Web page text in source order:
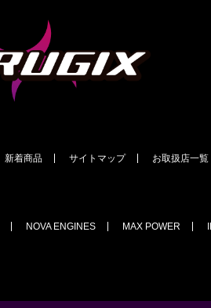
新着商品 サイトマップ お取扱店一覧
NOVA ENGINES MAX POWER